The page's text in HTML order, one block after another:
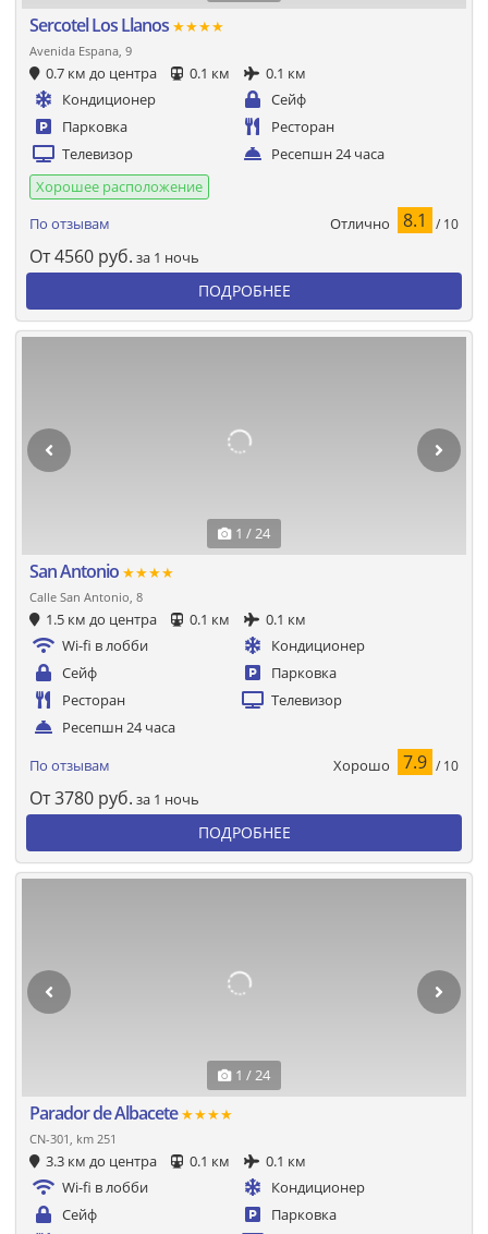
Sercotel Los Llanos ★★★★
Avenida Espana, 9
0.7 км до центра 0.1 км
0.1 км
Кондиционер
Сейф
Парковка
Ресторан
Телевизор
Ресепшн 24 часа
Хорошее расположение
По отзывам
Отлично 8.1 / 10
От4560 руб. за 1 ночь
ПОДРОБНЕЕ
1 / 24
San Antonio ★★★★
Calle San Antonio, 8
1.5 км до центра 0.1 км
0.1 км
Wi-fi в лобби
Кондиционер
Сейф
Парковка
Ресторан
Телевизор
Ресепшн 24 часа
По отзывам Хорошо 7.9 / 10
От3780 руб. за 1 ночь
ПОДРОБНЕЕ
1 / 24
Parador de Albacete★★★★
CN-301, km 251
3.3 км до центра 0.1 км
0.1 км
Wi-fi в лобби
Кондиционер
Сейф
Парковка